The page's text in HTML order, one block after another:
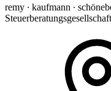
remy ∙ kaufmann ∙
Steuerberatungsgesellschaft